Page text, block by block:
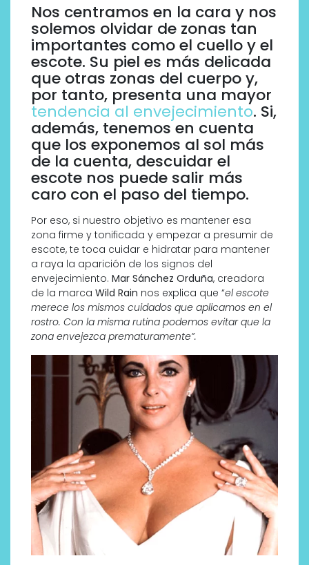
Nos centramos en la cara y nos
solemos olvidar de zonas tan
importantes como el cuello y el
escote. Su piel es más delicada
que otras zonas del cuerpo y,
por tanto, presenta una mayor
tendencia al envejecimiento. Si,
además, tenemos en cuenta
que los exponemos al sol más
de la cuenta, descuidar el
escote nos puede salir más
caro con el paso del tiempo.
Por eso, si nuestro objetivo es mantener esa
zona firme y tonificada y empezar a presumir de
escote, te toca cuidar e hidratar para mantener
a raya la aparición de los signos del
envejecimiento. Mar Sánchez Orduña, creadora
de la marca Wild Rain nos explica que “el escote
merece los mismos cuidados que aplicamos en el
rostro. Con la misma rutina podemos evitar que la
zona envejezca prematuramente”.